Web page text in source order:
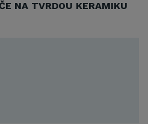
NA TVRDOU KERAMIKU